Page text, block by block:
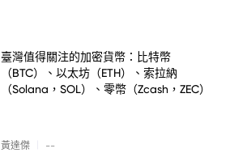
臺灣值得關注的加密貨幣：比特幣
（BTC）、以太坊（ETH）、索拉納
（Solana，SOL）、零幣（Zcash，ZEC）
黃達傑 --